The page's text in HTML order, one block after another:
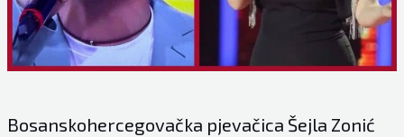
Bosanskohercegovačka pjevačica Šejla Zonić